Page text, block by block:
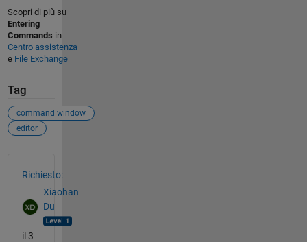
Scopri di più su
Entering
Commands in
Centro assistenza
e File Exchange
Tag
command window
editor
Richiesto:
Xiaohan
Du
il 3